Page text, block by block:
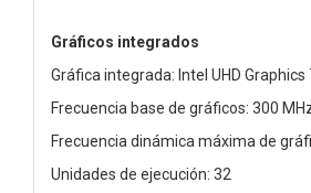
Gráficos integrados
Gráfica integrada: Intel UHD Graphics
Frecuencia base de gráficos: 300
Frecuencia dinámica máxima de
Unidades de ejecución: 32